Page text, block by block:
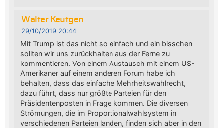
Walter Keutgen
29/10/2019 20:44
Mit Trump ist das nicht so einfach und ein bisschen
sollten wir uns zurückhalten aus der Ferne zu
kommentieren. Von einem Austausch mit einem US-
Amerikaner auf einem anderen Forum habe ich
behalten, dass das einfache Mehrheitswahlrecht,
dazu führt, dass nur größte Parteien für den
Präsidentenposten in Frage kommen. Die diversen
Strömungen, die im Proportionalwahlsystem in
verschiedenen Parteien landen, finden sich aber in den